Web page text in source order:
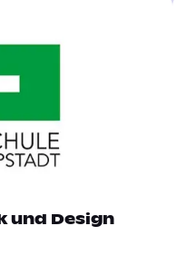
und Design